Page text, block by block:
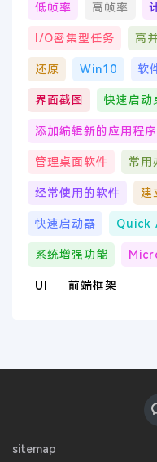
低帧率 高帧率
I/O密集型任务 高
还原 Win10 软
界面截图 快速启动
添加编辑新的应用程序
管理桌面软件 常用
经常使用的软件 建
快速启动器 Quick
系统增强功能
UI 前端框架
sitemap